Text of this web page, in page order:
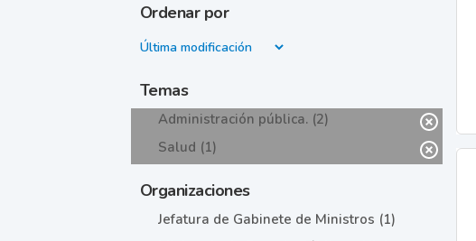
Ordenar por
Temas
Administración pública. (2)
Salud (1)
Organizaciones
Jefatura de Gabinete de Ministros (1)